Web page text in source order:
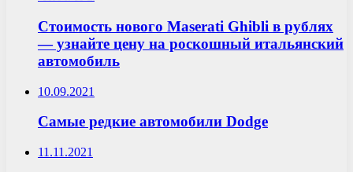
Стоимость нового Maserati Ghibli в рублях
— узнайте цену на роскошный итальянский
автомобиль
10.09.2021
Самые редкие автомобили Dodge
11.11.2021